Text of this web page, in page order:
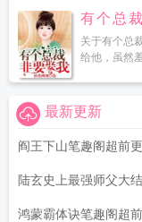
有个总
关于有个总
给他，虽然
最新更新
阎王下山笔趣阁超前
陆玄史上最强师父大
鸿蒙霸体诀笔趣阁超